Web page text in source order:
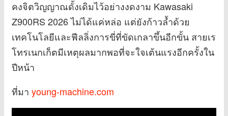
คงจิตวิญญาณดั้งเดิมไว้อย่างงดงาม Kawasaki
Z900RS 2026 ไม่ได้แค่หล่อ แต่ยังก้าวล้ำด้วย
เทคโนโลยีและฟีลลิ่งการขี่ที่ขัดเกลาขึ้นอีกขั้น สายเร
โทรเนกเก็ตมีเหตุผลมากพอที่จะใจเต้นแรงอีกครั้งใน
ปีหน้า
ที่มา young-machine.com